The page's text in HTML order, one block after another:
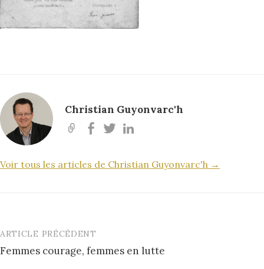
Christian Guyonvarc'h
Voir tous les articles de Christian Guyonvarc'h →
Post
navigation
ARTICLE PRÉCÉDENT
Femmes courage, femmes en lutte